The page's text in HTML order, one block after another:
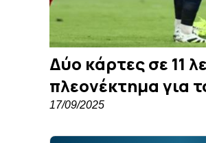
Δύο κάρτες σε 11
πλεονέκτημα για
17/09/2025